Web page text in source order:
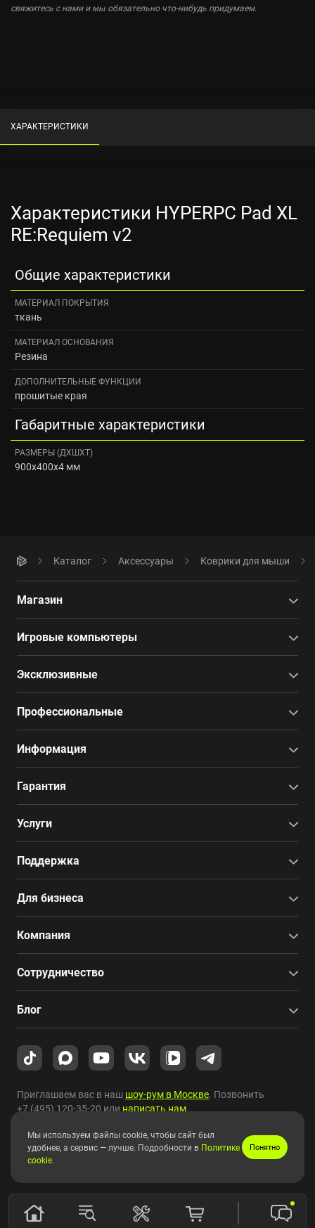
свяжитесь с нами и мы обязательно что-нибудь придумаем.
ХАРАКТЕРИСТИКИ
Характеристики HYPERPC Pad XL
RE:Requiem v2
Общие характеристики
МАТЕРИАЛ ПОКРЫТИЯ
ткань
МАТЕРИАЛ ОСНОВАНИЯ
Резина
ДОПОЛНИТЕЛЬНЫЕ ФУНКЦИИ
прошитые края
Габаритные характеристики
РАЗМЕРЫ (ДXШXТ)
900x400x4 мм
Каталог Аксессуары Коврики для мыши
Магазин
Игровые компьютеры
Эксклюзивные
Профессиональные
Информация
Гарантия
Услуги
Поддержка
Для бизнеса
Компания
Сотрудничество
Блог
Приглашаем вас в наш шоу-рум в Москве. Позвонить
+7 (495) 120-35-20илинаписать нам.
Copyright © 2010-2026 HYPERPC.
Мы используем файлы cookie, чтобы сайт был
удобнее, а сервис — лучше. Подробности в Политике
cookie.
Понятно